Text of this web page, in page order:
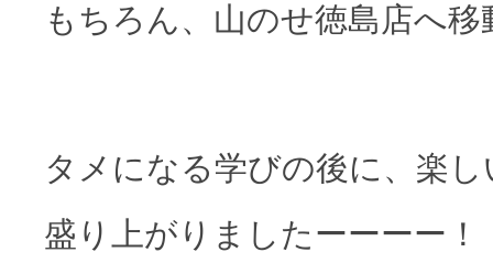
もちろん、山のせ徳島店へ移
タメになる学びの後に、楽し
盛り上がりましたーーーー！